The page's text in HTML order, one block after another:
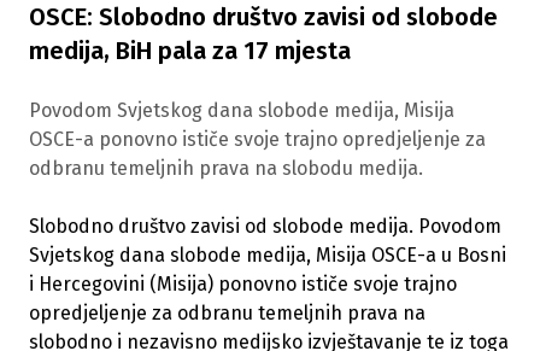
OSCE: Slobodno društvo zavisi od slobode
medija, BiH pala za 17 mjesta
Povodom Svjetskog dana slobode medija, Misija
OSCE-a ponovno ističe svoje trajno opredjeljenje za
odbranu temeljnih prava na slobodu medija.
Slobodno društvo zavisi od slobode medija. Povodom
Svjetskog dana slobode medija, Misija OSCE-a u Bosni
i Hercegovini (Misija) ponovno ističe svoje trajno
opredjeljenje za odbranu temeljnih prava na
slobodno i nezavisno medijsko izvještavanje te iz toga